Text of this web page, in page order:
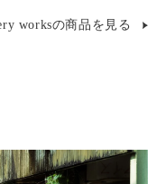
worksの商品を見る